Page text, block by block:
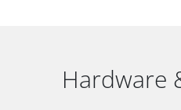
Hardware